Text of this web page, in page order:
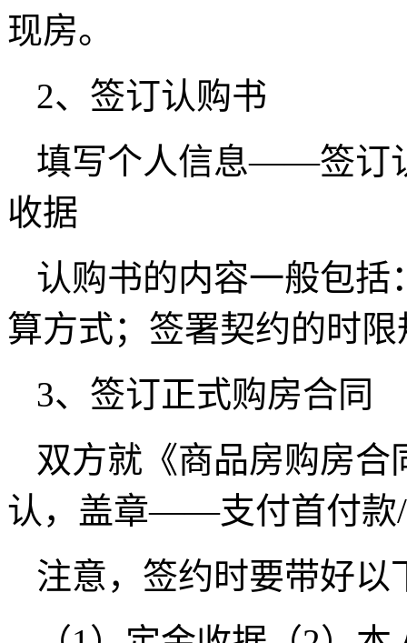
现房。
2、签订认购书
填写个人信息——签
收据
认购书的内容一般包括
算方式；签署契约的时
3、签订正式购房合同
双方就《商品房购房
认，盖章——支付首付
注意，签约时要带好以